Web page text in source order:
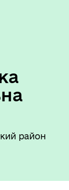
район